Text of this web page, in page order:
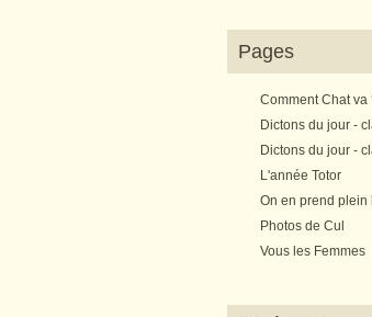
Pages
Comment Chat va
Dictons du jour -
Dictons du jour -
L'année Totor
On en prend plein
Photos de Cul
Vous les Femmes